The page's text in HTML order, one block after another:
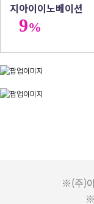
지아이이노베이션
9%
※(주)